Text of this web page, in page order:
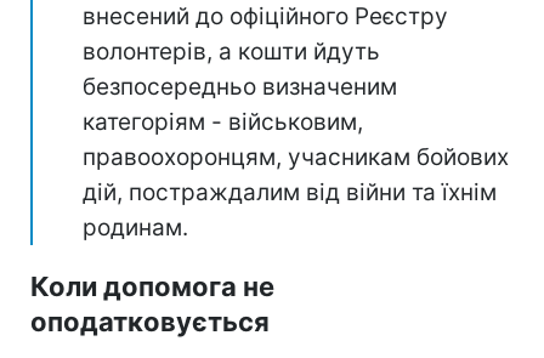
внесений до офіційного Реєстру
волонтерів, а кошти йдуть
безпосередньо визначеним
категоріям - військовим,
правоохоронцям, учасникам бойових
дій, постраждалим від війни та їхнім
родинам.
Коли допомога не
оподатковується